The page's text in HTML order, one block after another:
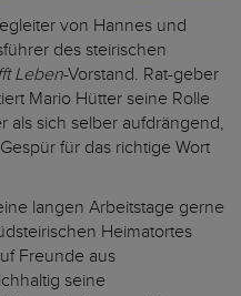
von Hannes und
des steirischen
Leben-Vorstand. Rat-geber
Mario Hütter seine Rolle
als sich selber aufdrängend,
für das richtige Wort
langen Arbeitstage gerne
Heimatortes
Freunde aus
seine